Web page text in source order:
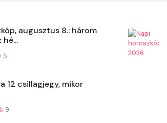
augusztus 8.: három
5
12 csillagjegy, mikor
9